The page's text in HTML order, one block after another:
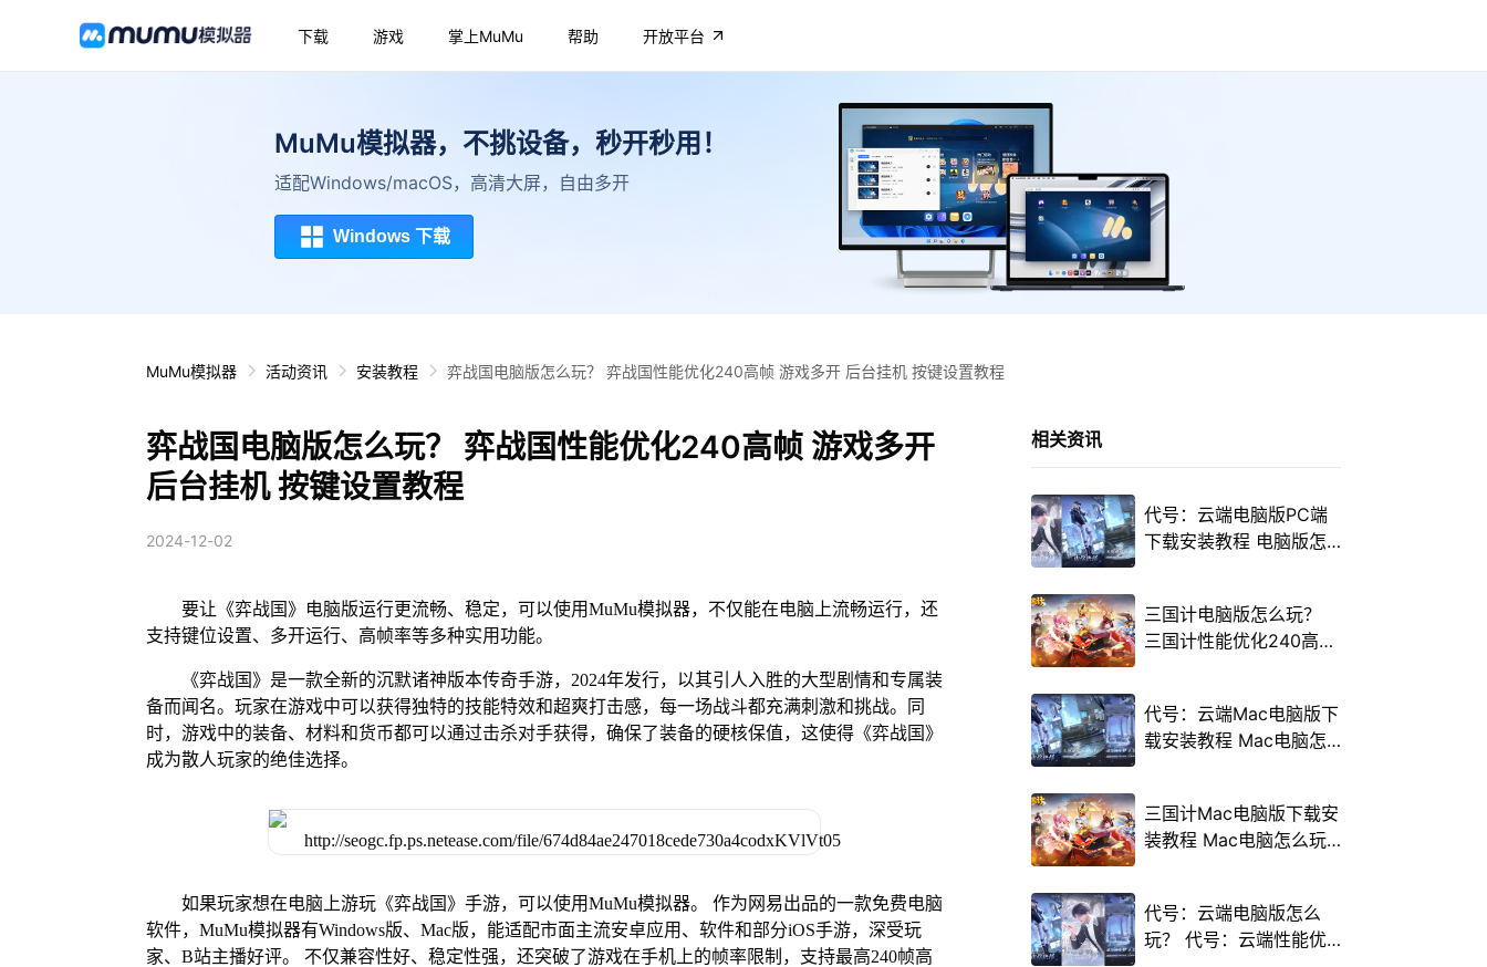
下载 游戏 掌上MuMu 帮助 开放平台
MuMu模拟器，不挑设备，秒开秒用！
适配Windows/macOS，高清大屏，自由多开
Windows 下载
MuMu模拟器 活动资讯 安装教程 弈战国电脑版怎么玩？ 弈战国性能优化240高帧 游戏多开 后台挂机 按键设置教程
弈战国电脑版怎么玩？ 弈战国性能优化240高帧 游戏多开
后台挂机 按键设置教程
2024-12-02
要让《弈战国》电脑版运行更流畅、稳定，可以使用MuMu模拟器，不仅能在电脑上流畅运行，还
支持键位设置、多开运行、高帧率等多种实用功能。
《弈战国》是一款全新的沉默诸神版本传奇手游，2024年发行，以其引人入胜的大型剧情和专属装
备而闻名。玩家在游戏中可以获得独特的技能特效和超爽打击感，每一场战斗都充满刺激和挑战。同
时，游戏中的装备、材料和货币都可以通过击杀对手获得，确保了装备的硬核保值，这使得《弈战国》
成为散人玩家的绝佳选择。
如果玩家想在电脑上游玩《弈战国》手游，可以使用MuMu模拟器。 作为网易出品的一款免费电脑
软件，MuMu模拟器有Windows版、Mac版，能适配市面主流安卓应用、软件和部分iOS手游，深受玩
家、B站主播好评。 不仅兼容性好、稳定性强，还突破了游戏在手机上的帧率限制，支持最高240帧高
相关资讯
代号：云端电脑版PC端
下载安装教程 电脑版怎
三国计电脑版怎么玩？
三国计性能优化240高帧
代号：云端Mac电脑版下
载安装教程 Mac电脑怎
三国计Mac电脑版下载安
装教程 Mac电脑怎么玩
代号：云端电脑版怎么
玩？ 代号：云端性能优